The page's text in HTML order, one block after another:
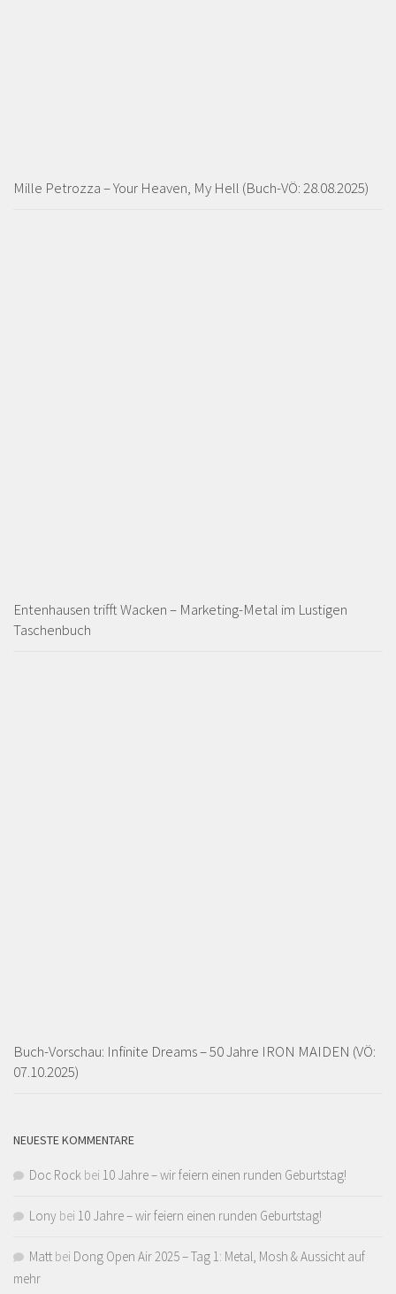
Mille Petrozza – Your Heaven, My Hell (Buch-VÖ: 28.08.2025)
Entenhausen trifft Wacken – Marketing-Metal im Lustigen
Taschenbuch
Buch-Vorschau: Infinite Dreams – 50 Jahre IRON MAIDEN (VÖ:
07.10.2025)
NEUESTE KOMMENTARE
Doc Rock bei 10 Jahre – wir feiern einen runden Geburtstag!
Lony bei 10 Jahre – wir feiern einen runden Geburtstag!
Matt bei Dong Open Air 2025 – Tag 1: Metal, Mosh & Aussicht auf
mehr